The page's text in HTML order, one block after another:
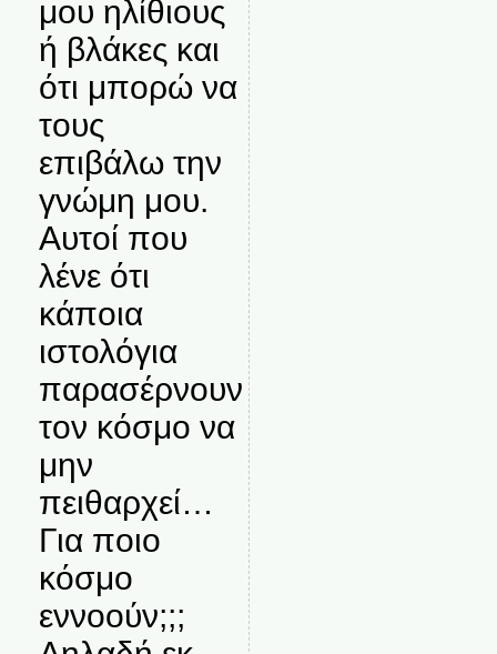
μου ηλίθιους
ή βλάκες και
ότι μπορώ να
τους
επιβάλω την
γνώμη μου.
Αυτοί που
λένε ότι
κάποια
ιστολόγια
παρασέρνουν
τον κόσμο να
μην
πειθαρχεί…
Για ποιο
κόσμο
εννοούν;;;